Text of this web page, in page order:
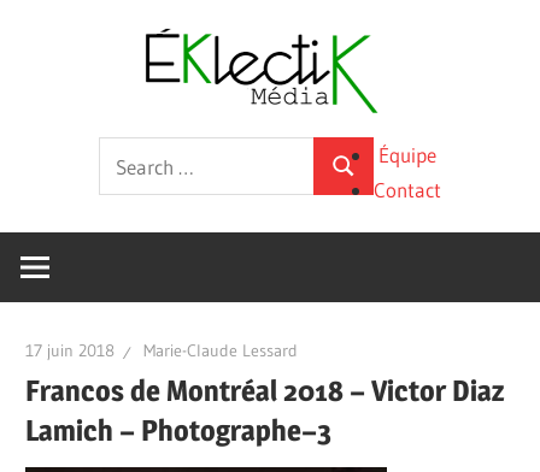
toutes
ses
formes
for:
Search
Équipe
Contact
17 juin 2018 Marie-Claude Lessard
Francos de Montréal 2018 – Victor Diaz
Lamich – Photographe–3